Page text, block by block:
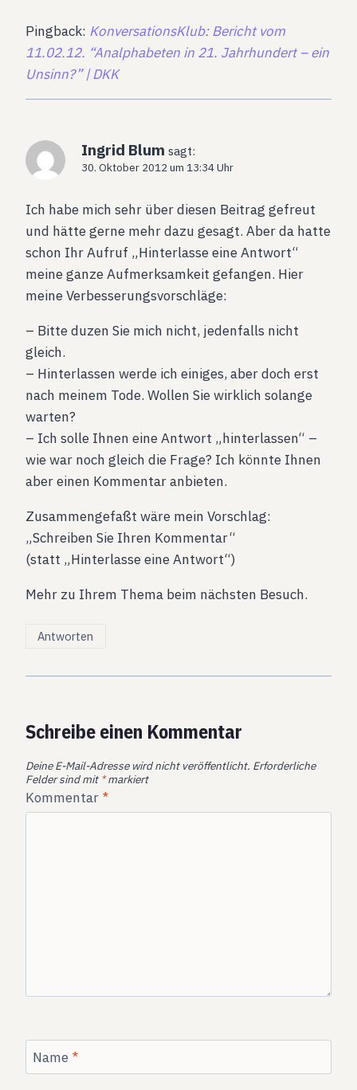
Pingback: KonversationsKlub: Bericht vom
11.02.12. “Analphabeten in 21. Jahrhundert – ein
Unsinn?” | DKK
Ingrid Blum sagt:
30. Oktober 2012 um 13:34 Uhr
Ich habe mich sehr über diesen Beitrag gefreut
und hätte gerne mehr dazu gesagt. Aber da hatte
schon Ihr Aufruf „Hinterlasse eine Antwort“
meine ganze Aufmerksamkeit gefangen. Hier
meine Verbesserungsvorschläge:
– Bitte duzen Sie mich nicht, jedenfalls nicht
gleich.
– Hinterlassen werde ich einiges, aber doch erst
nach meinem Tode. Wollen Sie wirklich solange
warten?
– Ich solle Ihnen eine Antwort „hinterlassen“ –
wie war noch gleich die Frage? Ich könnte Ihnen
aber einen Kommentar anbieten.
Zusammengefaßt wäre mein Vorschlag:
„Schreiben Sie Ihren Kommentar“
(statt „Hinterlasse eine Antwort“)
Mehr zu Ihrem Thema beim nächsten Besuch.
Antworten
Schreibe einen Kommentar
Deine E-Mail-Adresse wird nicht veröffentlicht. Erforderliche
Felder sind mit *markiert
Kommentar *
Name *